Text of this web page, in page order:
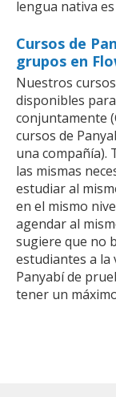
lengua nativa
Cursos de
grupos en
Nuestros
disponibles
conjuntamente
cursos de
una compañía).
las mismas
estudiar al
en el mismo
agendar al
sugiere que no
estudiantes a la
Panyabí de
tener un